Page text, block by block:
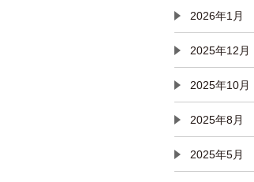
2026年1月
2025年12月
2025年10月
2025年8月
2025年5月